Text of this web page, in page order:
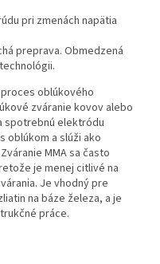
pri zmenách napätia
preprava. Obmedzená
oblúkového
zváranie kovov alebo
spotrebnú elektródu
oblúkom a slúži ako
MMA sa často
je menej citlivé na
Je vhodný pre
na báze železa, a je
práce.